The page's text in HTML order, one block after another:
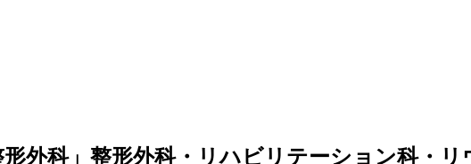
外科」整形外科・リハビリテーション科・リ